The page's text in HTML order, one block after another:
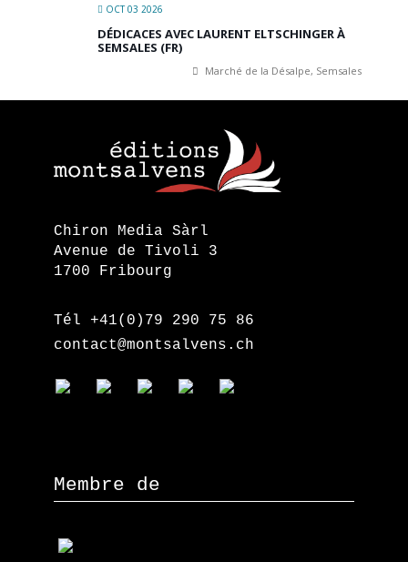
OCT 03 2026
DÉDICACES AVEC LAURENT ELTSCHINGER À
SEMSALES (FR)
Marché de la Désalpe, Semsales
Chiron Media Sàrl
Avenue de Tivoli 3
1700 Fribourg
Tél +41(0)79 290 75 86
contact@montsalvens.ch
Membre de